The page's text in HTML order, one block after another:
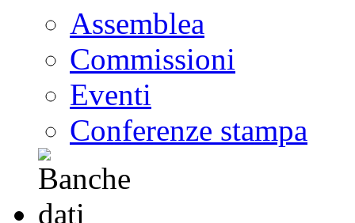
Assemblea
Commissioni
Eventi
Conferenze stampa